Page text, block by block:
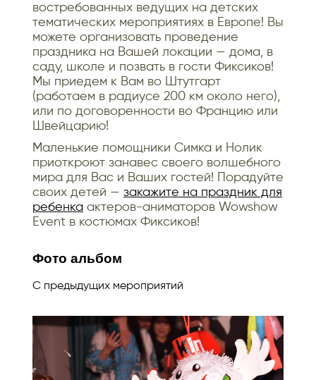
востребованных ведущих на детских
тематических мероприятиях в Европе! Вы
можете организовать проведение
праздника на Вашей локации — дома, в
саду, школе и позвать в гости Фиксиков!
Мы приедем к Вам во Штутгарт
(работаем в радиусе 200 км около него),
или по договоренности во Францию или
Швейцарию!
Маленькие помощники Симка и Нолик
приоткроют занавес своего волшебного
мира для Вас и Ваших гостей! Порадуйте
своих детей — закажите на праздник для
ребенка актеров-аниматоров Wowshow
Event в костюмах Фиксиков!
Фото альбом
С предыдущих мероприятий